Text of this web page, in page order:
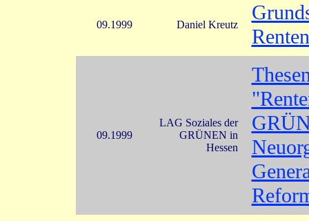
09.1999 Daniel Kreutz
09.1999
LAG Soziales der
GRÜNEN in
Hessen